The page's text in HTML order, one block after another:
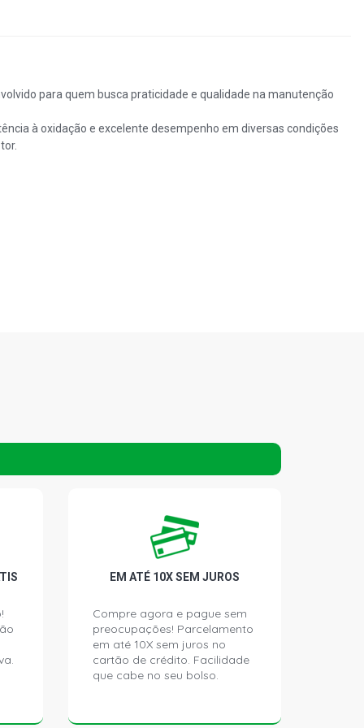
para quem busca praticidade e qualidade na manutenção
à oxidação e excelente desempenho em diversas condições
EM ATÉ 10X SEM JUROS
Compre agora e pague sem
preocupações! Parcelamento
em até 10X sem juros no
cartão de crédito. Facilidade
que cabe no seu bolso.